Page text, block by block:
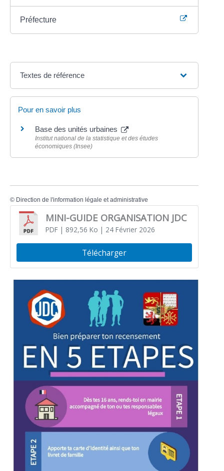
Préfecture
Textes de référence
Pour en savoir plus
Base des unités urbaines
Institut national de la statistique et des études
économiques (Insee)
© Direction de l'information légale et administrative
MINI-GUIDE ORGANISATION JDC
PDF| 892,56 Ko | 24 Février 2026
Télécharger